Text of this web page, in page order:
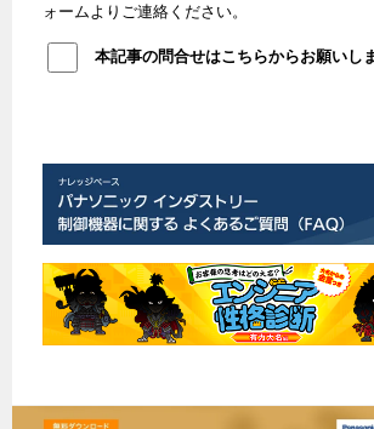
ォームよりご連絡ください。
本記事の問合せはこちらからお願いしま